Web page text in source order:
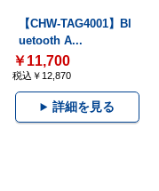
【CHW-TAG4001】Bl
uetooth A...
￥11,700
税込￥12,870
詳細を見る